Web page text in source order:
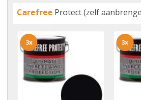
Carefree Protect (zelf
3x 3x